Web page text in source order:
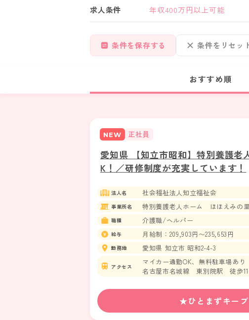
求人条件 年収400万円以上可能
条件を保存する 条件をリセッ
おすすめ順
NEW 正社員
愛知県 【知立市昭和】特別養護老
K！／研修制度が充実しています！
法人名 社会福祉法人知立福祉会
事業所名 特別養護老人ホーム ほほえみの
職種 介護職/ヘルパー
給与 月給制：209,903円〜235,653円
勤務地 愛知県 知立市 昭和2-4-3
アクセス
マイカー通勤OK、無料駐車場あり
名古屋市名城線 東別院駅 徒歩
★ひとまずキープ